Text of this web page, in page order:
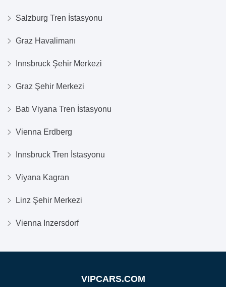
Salzburg Tren İstasyonu
Graz Havalimanı
Innsbruck Şehir Merkezi
Graz Şehir Merkezi
Batı Viyana Tren İstasyonu
Vienna Erdberg
Innsbruck Tren İstasyonu
Viyana Kagran
Linz Şehir Merkezi
Vienna Inzersdorf
VIPCARS.COM